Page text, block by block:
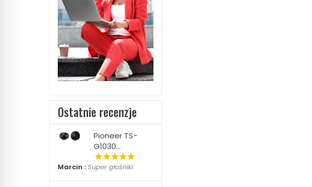
Ostatnie recenzje
Pioneer TS-
G1030...
Marcin : Super głośniki.